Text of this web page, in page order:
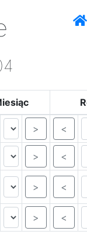
> <
>
<
> <
> <